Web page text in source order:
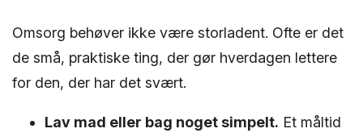
Omsorg behøver ikke være storladent. Ofte er det
de små, praktiske ting, der gør hverdagen lettere
for den, der har det svært.
Lav mad eller bag noget simpelt. Et måltid